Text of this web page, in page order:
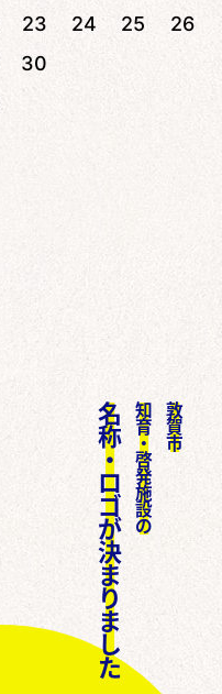
23 24 25
26
30
敦
賀
市
知
育
・
啓
発
施
設
の
名
称
・
ロ
ゴ
が
決
ま
り
ま
し
た